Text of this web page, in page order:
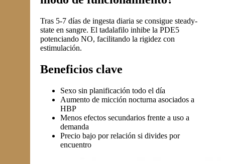
Tras 5-7 días de ingesta diaria se consigue steady-
state en sangre. El tadalafilo inhibe la PDE5
potenciando NO, facilitando la rigidez con
estimulación.
Beneficios clave
Sexo sin planificación todo el día
Aumento de micción nocturna asociados a
HBP
Menos efectos secundarios frente a uso a
demanda
Precio bajo por relación si divides por
encuentro